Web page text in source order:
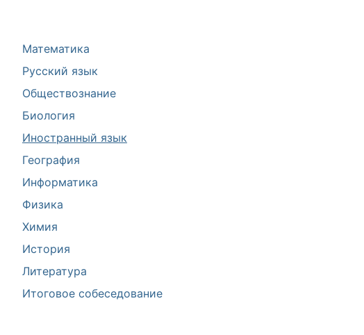
Математика
Русский язык
Обществознание
Биология
Иностранный язык
География
Информатика
Физика
Химия
История
Литература
Итоговое собеседование